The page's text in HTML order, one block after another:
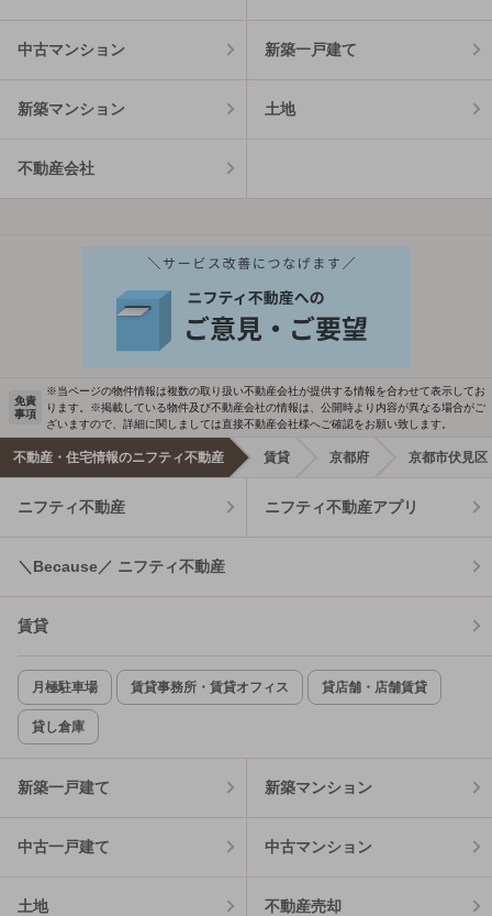
中古マンション 新築一戸建て
新築マンション 土地
不動産会社
免責
事項
※当ページの物件情報は複数の取り扱い不動産会社が提供する情報を合わせて表示してお
ります。※掲載している物件及び不動産会社の情報は、公開時より内容が異なる場合がご
ざいますので、詳細に関しましては直接不動産会社様へご確認をお願い致します。
不動産・住宅情報のニフティ不動産 賃貸 京都府 京都市伏見区
ニフティ不動産 ニフティ不動産アプリ
＼Because／ ニフティ不動産
賃貸
月極駐車場 賃貸事務所・賃貸オフィス 貸店舗・店舗賃貸
貸し倉庫
新築一戸建て 新築マンション
中古一戸建て 中古マンション
土地 不動産売却